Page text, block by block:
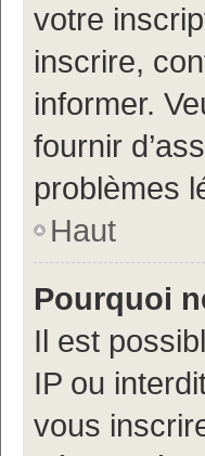
votre
inscrire,
informer.
fournir
problèmes
Haut
Pourquoi
Il est
IP ou
vous